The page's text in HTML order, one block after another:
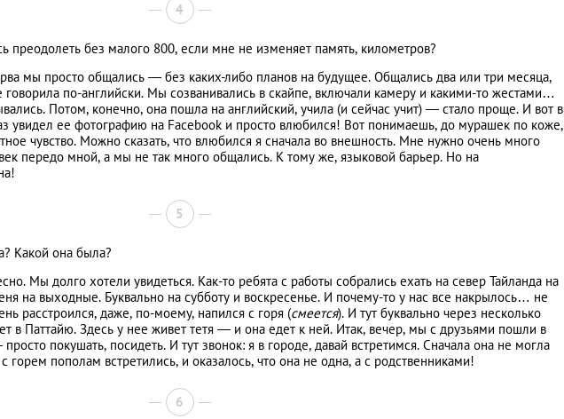
4
преодолеть без малого 800, если мне не изменяет память, километров?
мы просто общались — без каких-либо планов на будущее. Общались два или три месяца,
по-английски. Мы созванивались в скайпе, включали камеру и какими-то жестами…
Потом, конечно, она пошла на английский, учила (и сейчас учит) — стало проще. И вот в
увидел ее фотографию на Facebook и просто влюбился! Вот понимаешь, до мурашек по коже,
чувство. Можно сказать, что влюбился я сначала во внешность. Мне нужно очень много
передо мной, а мы не так много общались. К тому же, языковой барьер. Но на
5
Какой она была?
Мы долго хотели увидеться. Как-то ребята с работы собрались ехать на север Тайланда на
на выходные. Буквально на субботу и воскресенье. И почему-то у нас все накрылось… не
расстроился, даже, по-моему, напился с горя (смеется). И тут буквально через несколько
в Паттайю. Здесь у нее живет тетя — и она едет к ней. Итак, вечер, мы с друзьями пошли в
покушать, посидеть. И тут звонок: я в городе, давай встретимся. Сначала она не могла
горем пополам встретились, и оказалось, что она не одна, а с родственниками!
6